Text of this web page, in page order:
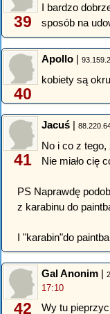
39
I bardzo
sposób na
40
Apollo |
kobiety są
41
Jacuś |
No i co z tego,
Nie miało cię
PS Naprawdę
z karabinu do
I "karabin"do
42
Gal Anonim |
17:10
Wy tu